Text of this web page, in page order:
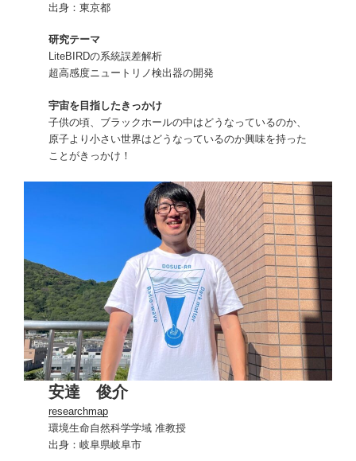
出身：東京都
研究テーマ
LiteBIRDの系統誤差解析
超高感度ニュートリノ検出器の開発
宇宙を目指したきっかけ
子供の頃、ブラックホールの中はどうなっているのか、
原子より小さい世界はどうなっているのか興味を持った
ことがきっかけ！
安達 俊介
researchmap
環境生命自然科学学域 准教授
出身：岐阜県岐阜市